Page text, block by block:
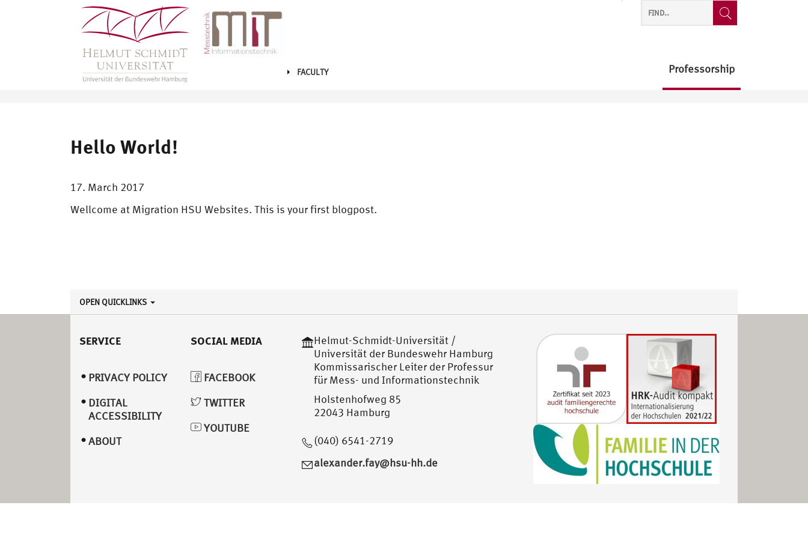
FACULTY Professorship
Hello World!
17. March 2017
Wellcome at Migration HSU Websites. This is your first blogpost.
OPEN QUICKLINKS
SERVICE
PRIVACY POLICY
DIGITAL
ACCESSIBILITY
ABOUT
SOCIAL MEDIA
FACEBOOK
TWITTER
YOUTUBE
Helmut-Schmidt-Universität /
Universität der Bundeswehr Hamburg
Kommissarischer Leiter der Professur
für Mess- und Informationstechnik
Holstenhofweg 85
22043 Hamburg
(040) 6541-2719
alexander.fay@hsu-hh.de